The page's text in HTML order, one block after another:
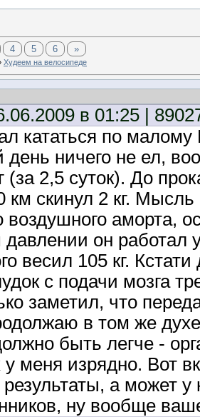
4 5 6 »
Худеем на велосипеде
в 01:25 |
кататься по малому
день ничего не ел,
(за 2,5 суток). До
км скинул 2 кг.
воздушного аморта,
он работал
весил 105 кг.
с подачи мозга
заметил, что
в том же
быть легче -
у меня изрядно. Вот
а может у
ну вообще